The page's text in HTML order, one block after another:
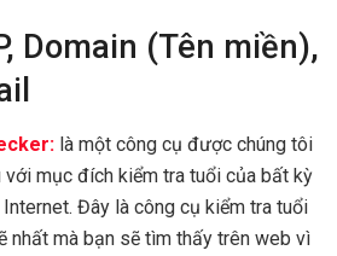
Domain (Tên miền),
là một công cụ được chúng tôi
với mục đích kiểm tra tuổi của bất kỳ
Đây là công cụ kiểm tra tuổi
nhất mà bạn sẽ tìm thấy trên web vì